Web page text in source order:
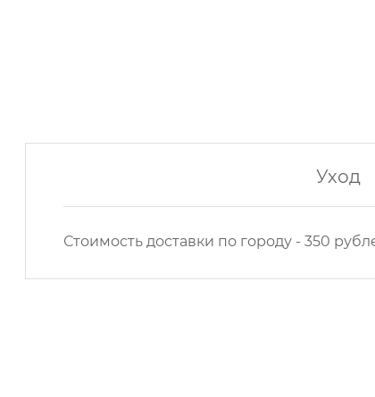
Уход
Стоимость доставки по городу - 350